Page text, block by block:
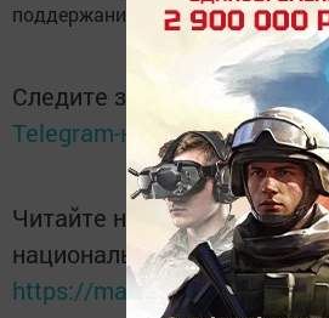
поддержанию иммунитета.
Следите за самым
Telegram-каналеТатмедиа
Читайте новости
национальном
https://max.ru/tatmedia